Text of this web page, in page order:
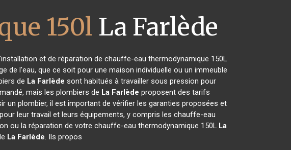
150l La Farlède
et de réparation de chauffe-eau thermodynamique 150L
de l'eau, que ce soit pour une maison individuelle ou un immeuble
de La Farlède sont habitués à travailler sous pression pour
mais les plombiers de La Farlède proposent des tarifs
un plombier, il est important de vérifier les garanties proposées et
leur travail et leurs équipements, y compris les chauffe-eau
ou la réparation de votre chauffe-eau thermodynamique 150L La
La Farlède. Ils propos